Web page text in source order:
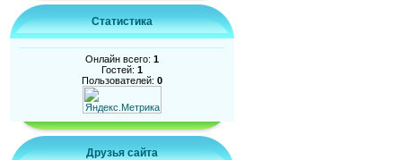
Статистика
Онлайн всего: 1
Гостей: 1
Пользователей: 0
Друзья сайта